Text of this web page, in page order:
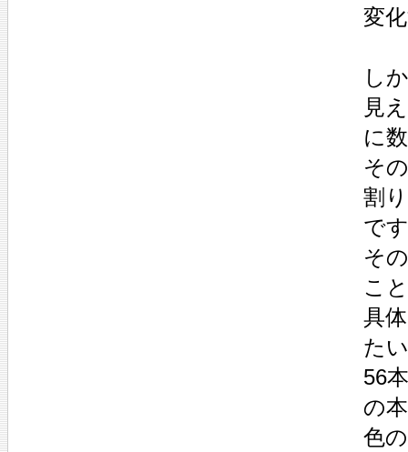
変
し
見
に
そ
割
で
そ
こ
具
た
56
の
色